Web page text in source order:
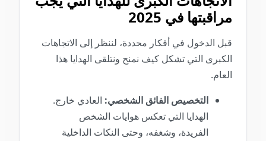
مراقبتها في 2025
قبل الدخول في أفكار محددة، لننظر إلى الاتجاهات
الكبرى التي تشكل كيف نمنح ونتلقى الهدايا هذا
العام.
التخصيص الفائق الشخصي:العادي خارج.
الهدايا التي تعكس هوايات الشخص
الفريدة، وشغفه، وحتى النكات الداخلية